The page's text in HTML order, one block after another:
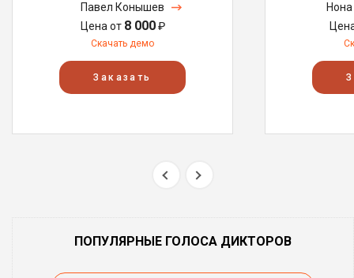
Павел Конышев
Цена от 8 000₽
Скачать демо
Заказать
ПОПУЛЯРНЫЕ ГОЛОСА ДИКТОРОВ